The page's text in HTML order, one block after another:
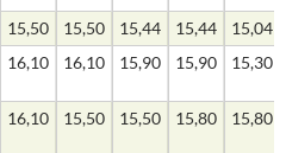
15,50 15,50 15,44 15,44
15,04
16,10 16,10 15,90 15,90 15,30
16,10 15,50 15,50 15,80 15,80